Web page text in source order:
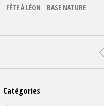
FÊTE À LÉON
BASE NATURE
Catégories